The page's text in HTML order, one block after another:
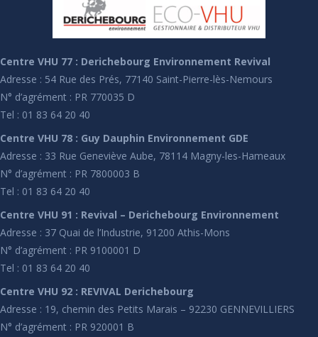
Centre VHU 77 : Derichebourg Environnement Revival
Adresse : 54 Rue des Prés, 77140 Saint-Pierre-lès-Nemours
N° d’agrément : PR 770035 D
Tel : 01 83 64 20 40
Centre VHU 78 : Guy Dauphin Environnement GDE
Adresse : 33 Rue Geneviève Aube, 78114 Magny-les-Hameaux
N° d’agrément : PR 7800003 B
Tel : 01 83 64 20 40
Centre VHU 91 : Revival – Derichebourg Environnement
Adresse : 37 Quai de l’Industrie, 91200 Athis-Mons
N° d’agrément : PR 9100001 D
Tel : 01 83 64 20 40
Centre VHU 92 : REVIVAL Derichebourg
Adresse : 19, chemin des Petits Marais – 92230 GENNEVILLIERS
N° d’agrément : PR 920001 B